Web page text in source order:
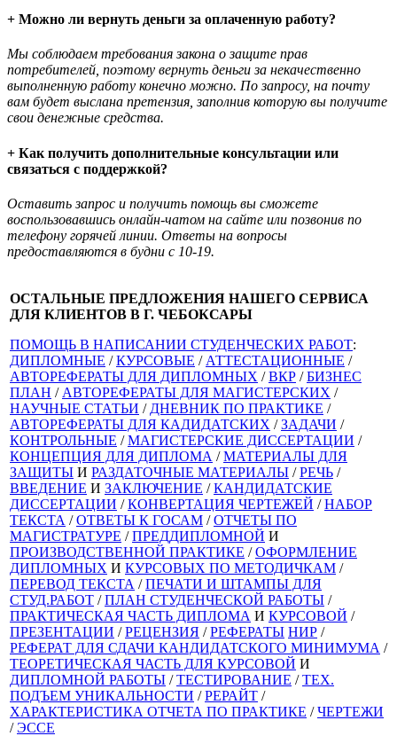
+ Можно ли вернуть деньги за оплаченную работу?
Мы соблюдаем требования закона о защите прав
потребителей, поэтому вернуть деньги за некачественно
выполненную работу конечно можно. По запросу, на почту
вам будет выслана претензия, заполнив которую вы получите
свои денежные средства.
+ Как получить дополнительные консультации или
связаться с поддержкой?
Оставить запрос и получить помощь вы сможете
воспользовавшись онлайн-чатом на сайте или позвонив по
телефону горячей линии. Ответы на вопросы
предоставляются в будни с 10-19.
ОСТАЛЬНЫЕ ПРЕДЛОЖЕНИЯ НАШЕГО СЕРВИСА
ДЛЯ КЛИЕНТОВ В Г. ЧЕБОКСАРЫ
ПОМОЩЬ В НАПИСАНИИ СТУДЕНЧЕСКИХ РАБОТ:
ДИПЛОМНЫЕ /КУРСОВЫЕ / АТТЕСТАЦИОННЫЕ /
АВТОРЕФЕРАТЫ ДЛЯ ДИПЛОМНЫХ /ВКР /БИЗНЕС
ПЛАН / АВТОРЕФЕРАТЫ ДЛЯ МАГИСТЕРСКИХ /
НАУЧНЫЕ СТАТЬИ / ДНЕВНИК ПО ПРАКТИКЕ /
АВТОРЕФЕРАТЫ ДЛЯ КАДИДАТСКИХ /ЗАДАЧИ /
КОНТРОЛЬНЫЕ /МАГИСТЕРСКИЕ ДИССЕРТАЦИИ /
КОНЦЕПЦИЯ ДЛЯ ДИПЛОМА /МАТЕРИАЛЫ ДЛЯ
ЗАЩИТЫ И РАЗДАТОЧНЫЕ МАТЕРИАЛЫ /РЕЧЬ /
ВВЕДЕНИЕ И ЗАКЛЮЧЕНИЕ /КАНДИДАТСКИЕ
ДИССЕРТАЦИИ /КОНВЕРТАЦИЯ ЧЕРТЕЖЕЙ /НАБОР
ТЕКСТА /ОТВЕТЫ К ГОСАМ /ОТЧЕТЫ ПО
МАГИСТРАТУРЕ /ПРЕДДИПЛОМНОЙ И
ПРОИЗВОДСТВЕННОЙ ПРАКТИКЕ /ОФОРМЛЕНИЕ
ДИПЛОМНЫХ И КУРСОВЫХ ПО МЕТОДИЧКАМ /
ПЕРЕВОД ТЕКСТА /ПЕЧАТИ И ШТАМПЫ ДЛЯ
СТУД.РАБОТ /ПЛАН СТУДЕНЧЕСКОЙ РАБОТЫ /
ПРАКТИЧЕСКАЯ ЧАСТЬ ДИПЛОМА И КУРСОВОЙ /
ПРЕЗЕНТАЦИИ /РЕЦЕНЗИЯ /РЕФЕРАТЫ НИР /
РЕФЕРАТ ДЛЯ СДАЧИ КАНДИДАТСКОГО МИНИМУМА /
ТЕОРЕТИЧЕСКАЯ ЧАСТЬ ДЛЯ КУРСОВОЙ И
ДИПЛОМНОЙ РАБОТЫ /ТЕСТИРОВАНИЕ /ТЕХ.
ПОДЪЕМ УНИКАЛЬНОСТИ /РЕРАЙТ /
ХАРАКТЕРИСТИКА ОТЧЕТА ПО ПРАКТИКЕ /ЧЕРТЕЖИ
/ЭССЕ